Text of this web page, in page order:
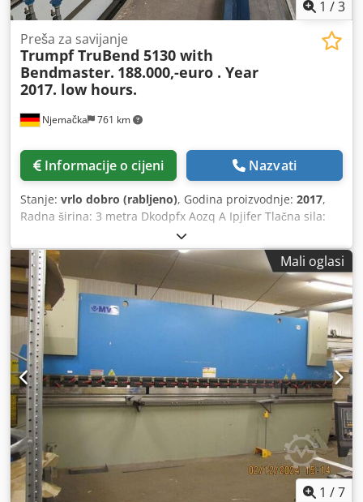
1 /3
Njemačka 761 km
Preša za savijanje
Trumpf TruBend 5130 with
Bendmaster. 188.000,-euro . Year
2017. low hours.
Informacije o cijeni Nazvati
Stanje: vrlo dobro (rabljeno), Godina proizvodnje: 2017,
Radna širina: 3 metra Dkodpfx Aozq A Ipjifer Tlačna sila:
Mali oglasi
1 /7